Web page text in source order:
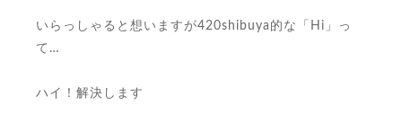
いらっしゃると想いますが420shibuya的な「Hi」っ
て…
ハイ！解決します